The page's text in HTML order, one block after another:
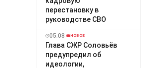
перестановку в
руководстве СВО
05.08 НОВОЕ
Глава СЖР Соловьёв
предупредил об
идеологии,